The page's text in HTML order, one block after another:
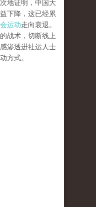
地证明，中国大
下降，这已经累
运动走向衰退。
战术，切断线上
渗透进社运人士
方式。